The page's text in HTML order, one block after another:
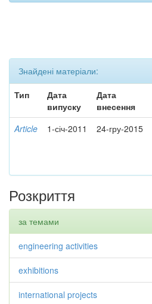
Знайдені матеріали:
Тип
Дата
випуску
Дата
внесення
Article 1-січ-2011 24-гру-2015
Розкриття
за темами
engineering activities
exhibitions
international projects